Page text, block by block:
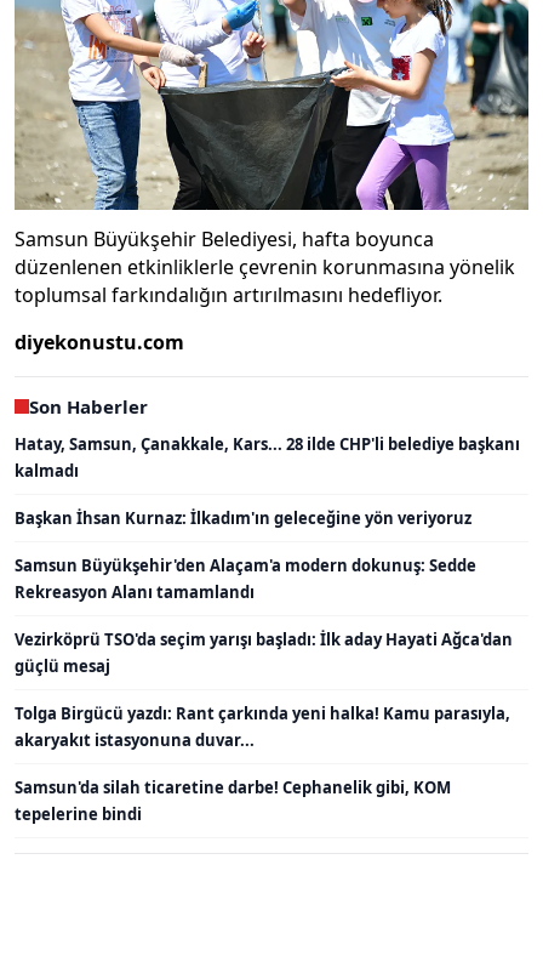
Samsun Büyükşehir Belediyesi, hafta boyunca
düzenlenen etkinliklerle çevrenin korunmasına yönelik
toplumsal farkındalığın artırılmasını hedefliyor.
diyekonustu.com
Son Haberler
Hatay, Samsun, Çanakkale, Kars... 28 ilde CHP'li belediye başkanı
kalmadı
Başkan İhsan Kurnaz: İlkadım'ın geleceğine yön veriyoruz
Samsun Büyükşehir'den Alaçam'a modern dokunuş: Sedde
Rekreasyon Alanı tamamlandı
Vezirköprü TSO'da seçim yarışı başladı: İlk aday Hayati Ağca'dan
güçlü mesaj
Tolga Birgücü yazdı: Rant çarkında yeni halka! Kamu parasıyla,
akaryakıt istasyonuna duvar...
Samsun'da silah ticaretine darbe! Cephanelik gibi, KOM
tepelerine bindi